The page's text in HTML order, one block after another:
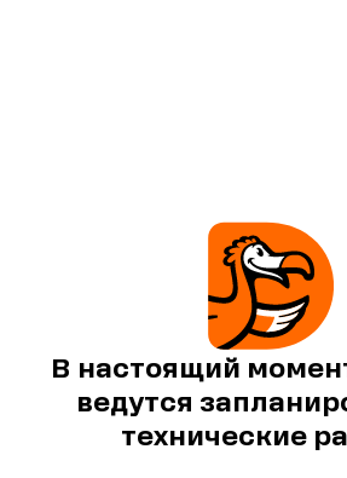
В настоящий
ведутся
технические